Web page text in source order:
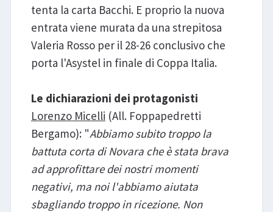
tenta la carta Bacchi. E proprio la nuova
entrata viene murata da una strepitosa
Valeria Rosso per il 28-26 conclusivo che
porta l'Asystel in finale di Coppa Italia.
Le dichiarazioni dei protagonisti
Lorenzo Micelli (All. Foppapedretti
Bergamo): "Abbiamo subito troppo la
battuta corta di Novara che è stata brava
ad approfittare dei nostri momenti
negativi, ma noi l'abbiamo aiutata
sbagliando troppo in ricezione. Non